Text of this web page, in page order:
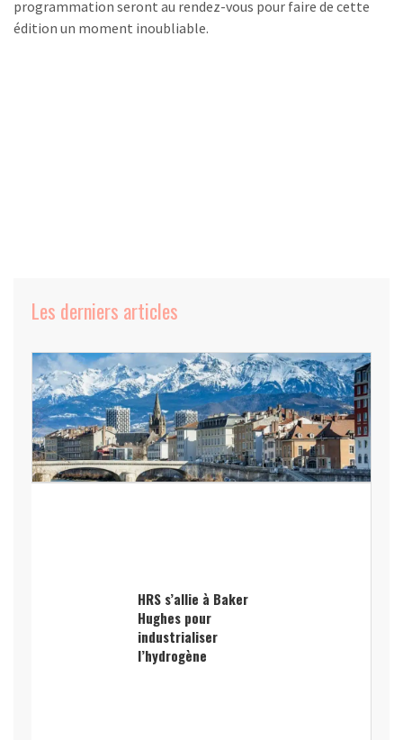
programmation seront au rendez-vous pour faire de cette
édition un moment inoubliable.
Les derniers articles
HRS s’allie à Baker
Hughes pour
industrialiser
l’hydrogène